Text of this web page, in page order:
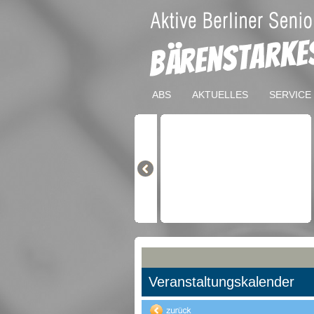
ABS AKTUELLES SERVICE
Veranstaltungskalender